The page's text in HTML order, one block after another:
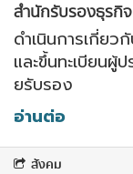
สำนักรับรองธุรกิ
ดำเนินการเกี่ยว
และขึ้นทะเบียนผู้
ยรับรอง
อ่านต่อ
สังคม